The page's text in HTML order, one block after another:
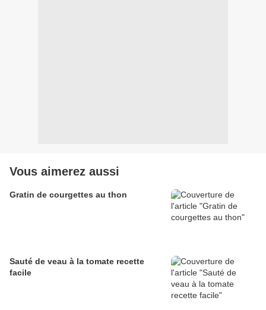
Vous aimerez aussi
Gratin de courgettes au thon
Sauté de veau à la tomate recette
facile